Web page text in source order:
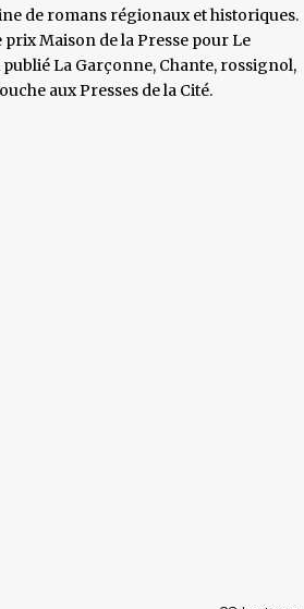
de romans régionaux et historiques.
Maison de la Presse pour Le
La Garçonne, Chante, rossignol,
aux Presses de la Cité.